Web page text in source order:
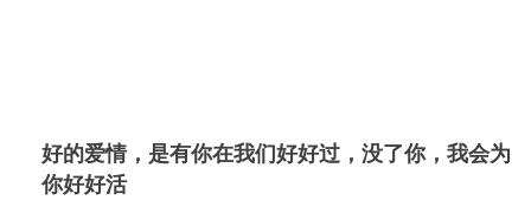
好的爱情，是有你在我们好好过，没了你，我会为
你好好活